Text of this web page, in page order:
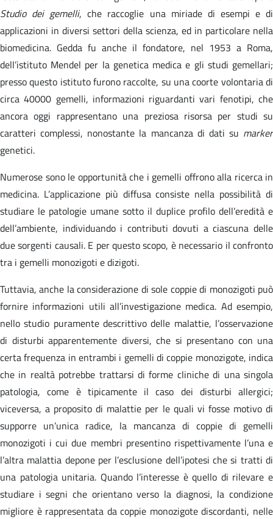
Studio dei gemelli, che raccoglie una miriade di esempi e di
applicazioni in diversi settori della scienza, ed in particolare nella
biomedicina. Gedda fu anche il fondatore, nel 1953 a Roma,
dell’istituto Mendel per la genetica medica e gli studi gemellari;
presso questo istituto furono raccolte, su una coorte volontaria di
circa 40000 gemelli, informazioni riguardanti vari fenotipi, che
ancora oggi rappresentano una preziosa risorsa per studi su
caratteri complessi, nonostante la mancanza di dati su marker
genetici.
Numerose sono le opportunità che i gemelli offrono alla ricerca in
medicina. L’applicazione più diffusa consiste nella possibilità di
studiare le patologie umane sotto il duplice profilo dell’eredità e
dell’ambiente, individuando i contributi dovuti a ciascuna delle
due sorgenti causali. E per questo scopo, è necessario il confronto
tra i gemelli monozigoti e dizigoti.
Tuttavia, anche la considerazione di sole coppie di monozigoti può
fornire informazioni utili all’investigazione medica. Ad esempio,
nello studio puramente descrittivo delle malattie, l’osservazione
di disturbi apparentemente diversi, che si presentano con una
certa frequenza in entrambi i gemelli di coppie monozigote, indica
che in realtà potrebbe trattarsi di forme cliniche di una singola
patologia, come è tipicamente il caso dei disturbi allergici;
viceversa, a proposito di malattie per le quali vi fosse motivo di
supporre un’unica radice, la mancanza di coppie di gemelli
monozigoti i cui due membri presentino rispettivamente l’una e
l’altra malattia depone per l’esclusione dell’ipotesi che si tratti di
una patologia unitaria. Quando l’interesse è quello di rilevare e
studiare i segni che orientano verso la diagnosi, la condizione
migliore è rappresentata da coppie monozigote discordanti, nelle